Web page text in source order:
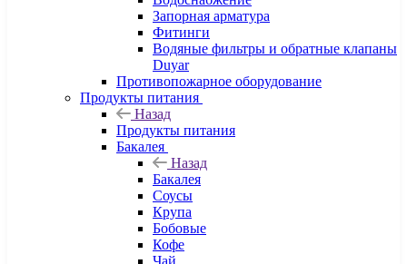
Запорная арматура
Фитинги
Водяные фильтры и обратные клапаны
Duyar
Противопожарное оборудование
Продукты питания
Назад
Продукты питания
Бакалея
Назад
Бакалея
Соусы
Крупа
Бобовые
Кофе
Чай